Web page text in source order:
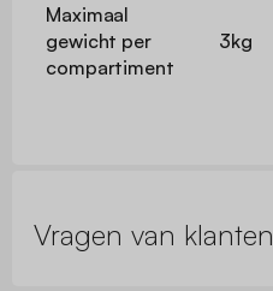
Maximaal
gewicht per
compartiment
3kg
Vragen van klanten